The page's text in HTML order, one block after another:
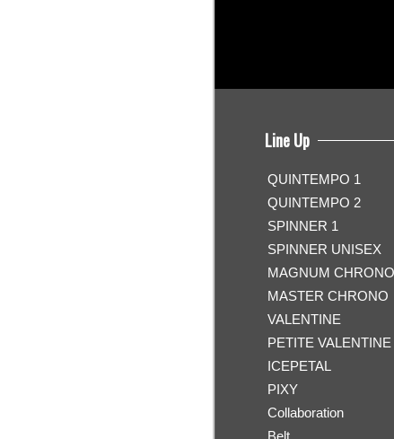
Line Up
QUINTEMPO 1
QUINTEMPO 2
SPINNER 1
SPINNER UNISEX
MAGNUM CHRONO
MASTER CHRONO
VALENTINE
PETITE VALENTINE
ICEPETAL
PIXY
Collaboration
Belt